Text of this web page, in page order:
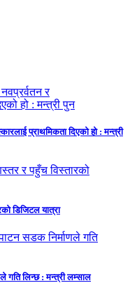
प्राथमिकता दिएको हो : मन्त्री
डिजिटल यात्रा
गति लिन्छ : मन्त्री लम्साल